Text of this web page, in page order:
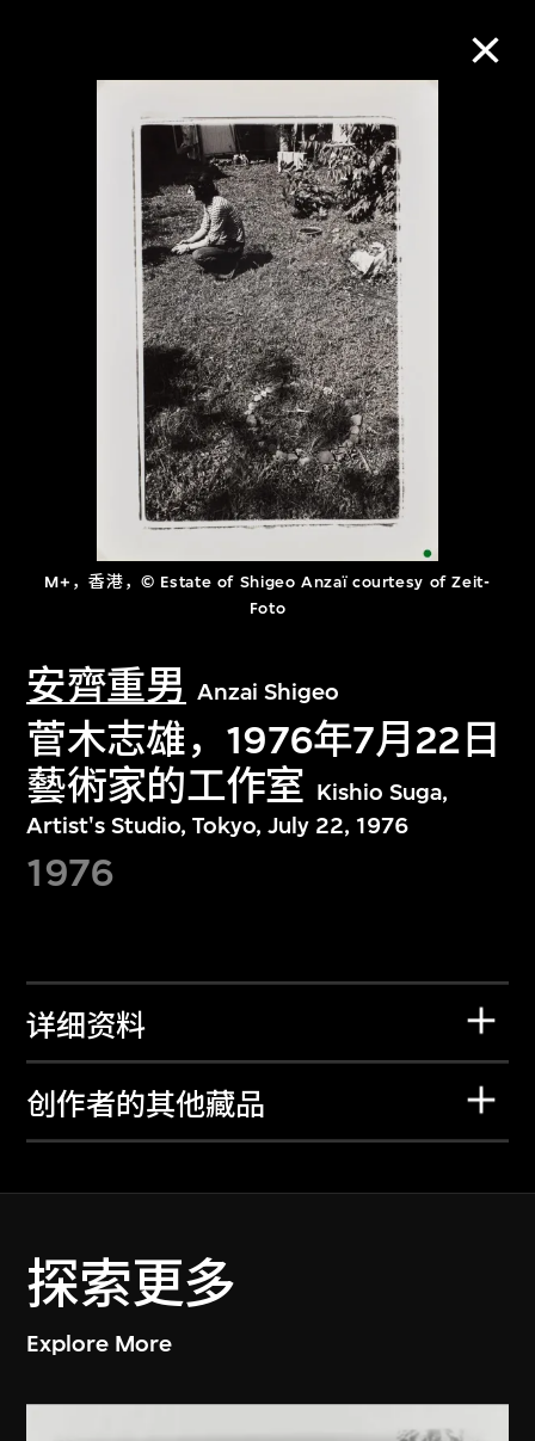
M+，香港，© Estate of Shigeo Anzaï courtesy of Zeit-
Foto
安齊重男 Anzai Shigeo
菅木志雄，1976年7月22日
藝術家的工作室 Kishio Suga,
Artist's Studio, Tokyo, July 22, 1976
1976
详细资料
创作者的其他藏品
探索更多
Explore More
M+藏品
进一步筛选
关于M+藏品
探索世界顶级的二十及二十一世纪视觉
文化藏品。